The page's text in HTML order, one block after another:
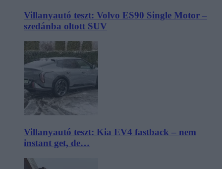
Villanyautó teszt: Volvo ES90 Single Motor –
szedánba oltott SUV
Villanyautó teszt: Kia EV4 fastback – nem
instant get, de…